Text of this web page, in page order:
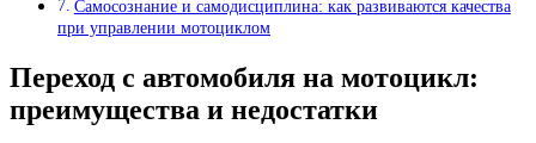
Самосознание и самодисциплина: как развиваются качества
при управлении мотоциклом
Переход с автомобиля на мотоцикл:
преимущества и недостатки